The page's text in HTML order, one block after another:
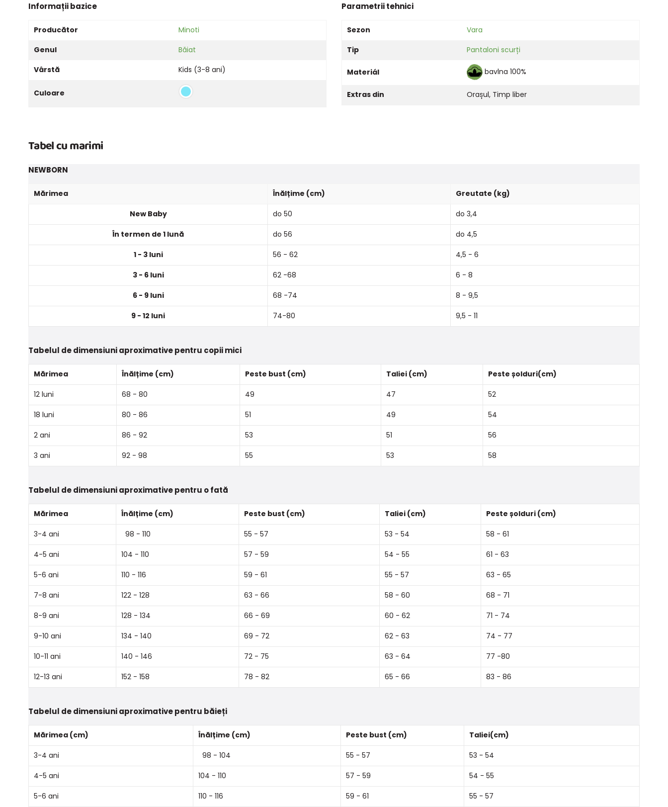
Informații bazice
Producător
Minoti
Genul
Băiat
Vârstă
Kids (3-8 ani)
Culoare
Parametrii tehnici
Sezon
Vara
Tip
Pantaloni scurți
Materiál bavlna 100%
Extras din Orașul, Timp liber
Tabel cu marimi
NEWBORN
Mărimea Înălțime (cm) Greutate (kg)
New Baby do 50 do 3,4
În termen de 1 lună do 56 do 4,5
1 - 3 luni 56 - 62 4,5 - 6
3 - 6 luni 62 -68 6 - 8
6 - 9 luni 68 -74 8 - 9,5
9 - 12 luni 74-80 9,5 - 11
Tabelul de dimensiuni aproximative pentru copii mici
Mărimea Înălțime (cm) Peste bust (cm) Taliei (cm) Peste șolduri(cm)
12 luni 68 - 80 49 47 52
18 luni 80 - 86 51 49 54
2 ani 86 - 92 53 51 56
3 ani 92 - 98 55 53 58
Tabelul de dimensiuni aproximative pentru o fată
Mărimea Înălțime (cm) Peste bust (cm) Taliei (cm) Peste șolduri (cm)
3-4 ani 98 - 110 55 - 57 53 - 54 58 - 61
4-5 ani 104 - 110 57 - 59 54 - 55 61 - 63
5-6 ani 110 - 116 59 - 61 55 - 57 63 - 65
7-8 ani 122 - 128 63 - 66 58 - 60 68 - 71
8-9 ani 128 - 134 66 - 69 60 - 62 71 - 74
9-10 ani 134 - 140 69 - 72 62 - 63 74 - 77
10-11 ani 140 - 146 72 - 75 63 - 64 77 -80
12-13 ani 152 - 158 78 - 82 65 - 66 83 - 86
Tabelul de dimensiuni aproximative pentru băieți
Mărimea (cm) Înălțime (cm) Peste bust (cm) Taliei(cm)
3-4 ani 98 - 104 55 - 57 53 - 54
4-5 ani 104 - 110 57 - 59 54 - 55
5-6 ani 110 - 116 59 - 61 55 - 57